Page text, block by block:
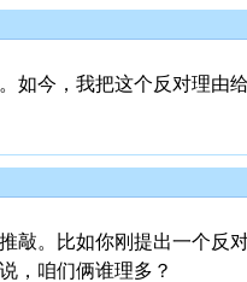
如今，我把这个反对理由
敲。比如你刚提出一个反
，咱们俩谁理多？